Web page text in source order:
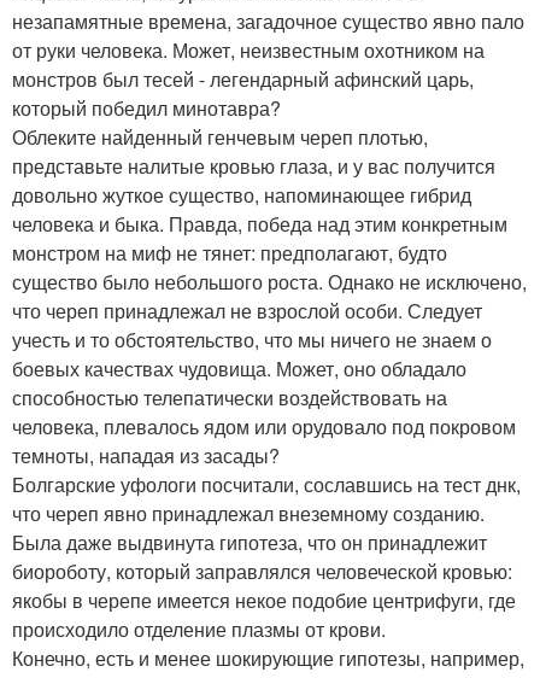
незапамятные времена, загадочное существо явно пало
от руки человека. Может, неизвестным охотником на
монстров был тесей - легендарный афинский царь,
который победил минотавра?
Облеките найденный генчевым череп плотью,
представьте налитые кровью глаза, и у вас получится
довольно жуткое существо, напоминающее гибрид
человека и быка. Правда, победа над этим конкретным
монстром на миф не тянет: предполагают, будто
существо было небольшого роста. Однако не исключено,
что череп принадлежал не взрослой особи. Следует
учесть и то обстоятельство, что мы ничего не знаем о
боевых качествах чудовища. Может, оно обладало
способностью телепатически воздействовать на
человека, плевалось ядом или орудовало под покровом
темноты, нападая из засады?
Болгарские уфологи посчитали, сославшись на тест днк,
что череп явно принадлежал внеземному созданию.
Была даже выдвинута гипотеза, что он принадлежит
биороботу, который заправлялся человеческой кровью:
якобы в черепе имеется некое подобие центрифуги, где
происходило отделение плазмы от крови.
Конечно, есть и менее шокирующие гипотезы, например,